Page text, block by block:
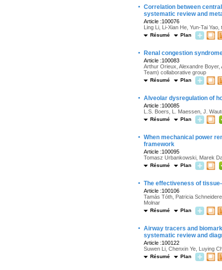
· Correlation between
systematic review and
Article :100076
Ling Li, Li-Xian He, Yun-Tai
Résumé Plan
· Renal congestion
Article :100083
Arthur Orieux, Alexandre
Team) collaborative group
Résumé Plan
· Alveolar dysregulation of
Article :100085
L.S. Boers, L. Maessen, J.
Résumé Plan
· When mechanical power
framework
Article :100095
Tomasz Urbankowski, Marek
Résumé Plan
· The effectiveness of
Article :100106
Tamás Tóth, Patricia
Molnar
Résumé Plan
· Airway tracers and
systematic review and
Article :100122
Suwen Li, Chenxin Ye, Luying
Résumé Plan